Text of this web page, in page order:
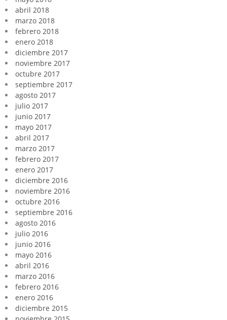
abril 2018
marzo 2018
febrero 2018
enero 2018
diciembre 2017
noviembre 2017
octubre 2017
septiembre 2017
agosto 2017
julio 2017
junio 2017
mayo 2017
abril 2017
marzo 2017
febrero 2017
enero 2017
diciembre 2016
noviembre 2016
octubre 2016
septiembre 2016
agosto 2016
julio 2016
junio 2016
mayo 2016
abril 2016
marzo 2016
febrero 2016
enero 2016
diciembre 2015